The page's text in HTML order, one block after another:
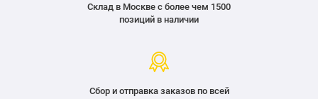
Склад в Москве с более чем 1500
позиций в наличии
Сбор и отправка заказов по всей